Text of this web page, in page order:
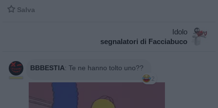
 Salva
Idolo
segnalatori di Facciabuco
BBBESTIA: Te ne hanno tolto uno??
2